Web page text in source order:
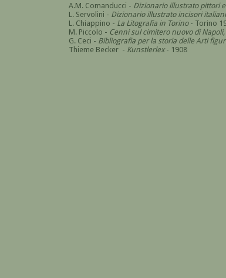
A.M. Comanducci - Dizionario illustrato pittori
L. Servolini - Dizionario illustrato incisori
L. Chiappino - La Litografia in Torino- Torino
M. Piccolo - Cenni sul cimitero nuovo di Napoli,
G. Ceci - Bibliografia per la storia delle Arti
Thieme Becker - Kunstlerlex- 1908